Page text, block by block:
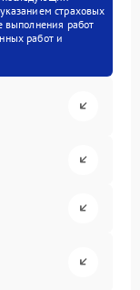
страховых
выполнения работ
работ и